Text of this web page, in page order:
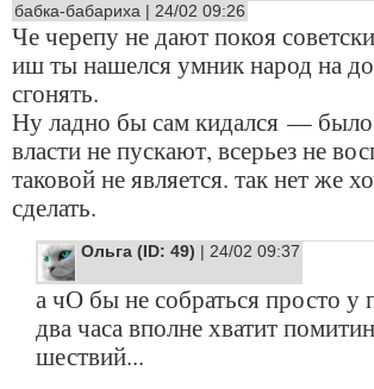
бабка-бабариха | 24/02 09:26
Че черепу не дают покоя
иш ты нашелся умник народ на
сгонять.
Ну ладно бы сам кидался —
власти не пускают, всерьез не
таковой не является. так нет же
сделать.
Ольга (ID: 49) | 24/02 09:37
а чО бы не собраться просто у
два часа вполне хватит
шествий...